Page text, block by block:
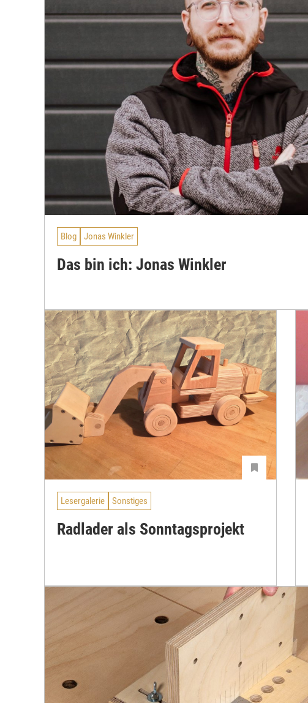
Blog Jonas Winkler
Das bin ich: Jonas Winkler
Lesergalerie Sonstiges
Radlader als Sonntagsprojekt